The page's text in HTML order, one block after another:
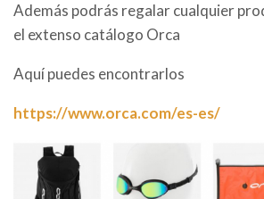
Además podrás regalar cualquier
el extenso catálogo Orca
Aquí puedes encontrarlos
https://www.orca.com/es-es/